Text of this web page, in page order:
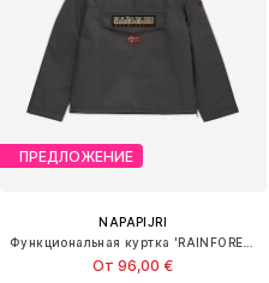
ПРЕДЛОЖЕНИЕ
NAPAPIJRI
От 96,00 €